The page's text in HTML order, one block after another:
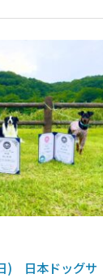
) 日本ドッグサ